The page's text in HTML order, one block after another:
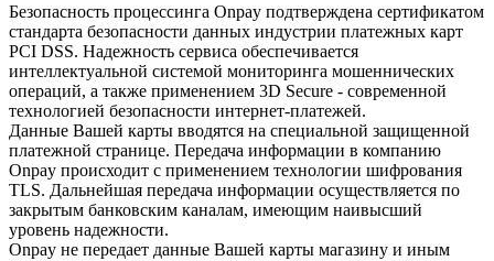
Безопасность процессинга Onpay подтверждена сертификатом
стандарта безопасности данных индустрии платежных карт
PCI DSS. Надежность сервиса обеспечивается
интеллектуальной системой мониторинга мошеннических
операций, а также применением 3D Secure - современной
технологией безопасности интернет-платежей.
Данные Вашей карты вводятся на специальной защищенной
платежной странице. Передача информации в компанию
Onpay происходит с применением технологии шифрования
TLS. Дальнейшая передача информации осуществляется по
закрытым банковским каналам, имеющим наивысший
уровень надежности.
Onpay не передает данные Вашей карты магазину и иным